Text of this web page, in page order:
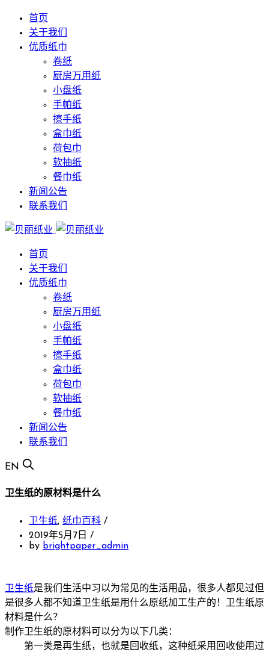
首页
关于我们
优质纸巾
卷纸
厨房万用纸
小盘纸
手帕纸
擦手纸
盒巾纸
荷包巾
软抽纸
餐巾纸
新闻公告
联系我们
首页
关于我们
优质纸巾
卷纸
厨房万用纸
小盘纸
手帕纸
擦手纸
盒巾纸
荷包巾
软抽纸
餐巾纸
新闻公告
联系我们
EN
卫生纸的原材料是什么
卫生纸, 纸巾百科 /
2019年5月7日 /
by brightpaper_admin
卫生纸是我们生活中习以为常见的生活用品，很多人都见过但
是很多人都不知道卫生纸是用什么原纸加工生产的！卫生纸原
材料是什么？
制作卫生纸的原材料可以分为以下几类：
第一类是再生纸，也就是回收纸，这种纸采用回收使用过